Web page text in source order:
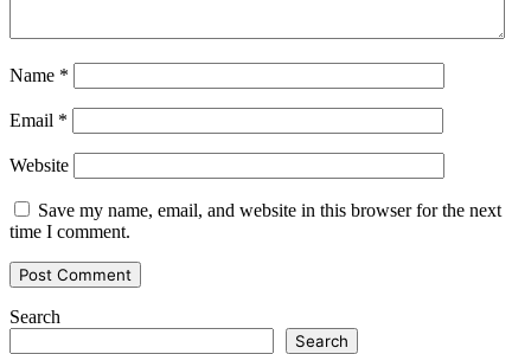
Name *
Email *
Website
Save my name, email, and website in this browser for the next
time I comment.
Search
Search